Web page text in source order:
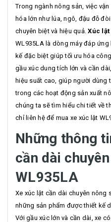
Trong ngành nông sản, việc
hóa lớn như lúa, ngô, đậu đỗ
chuyên biệt và hiệu quả. Xúc lật
WL935LA là dòng máy đáp ứng
kế đặc biệt giúp tối ưu hóa
gầu xúc dung tích lớn và cần
hiệu suất cao, giúp người dùng
trong các hoạt động sản xuất
chúng ta sẽ tìm hiểu chi tiết về
chỉ liên hệ để mua xe xúc lật
Những thông
cần dài chuy
WL935LA
Xe xúc lật cần dài chuyên nông
những sản phẩm được thiết kế
Với gầu xúc lớn và cần dài, xe